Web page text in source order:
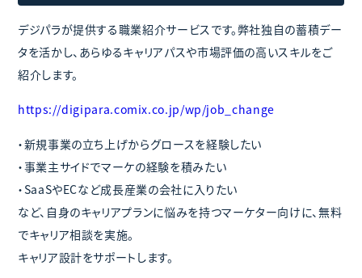
デジパラが提供する職業紹介サービスです。弊社独自の蓄積デー
タを活かし、あらゆるキャリアパスや市場評価の高いスキルをご
紹介します。
https://digipara.comix.co.jp/wp/job_change
・新規事業の立ち上げからグロースを経験したい
・事業主サイドでマーケの経験を積みたい
・SaaSやECなど成長産業の会社に入りたい
など、自身のキャリアプランに悩みを持つマーケター向けに、無料
でキャリア相談を実施。
キャリア設計をサポートします。